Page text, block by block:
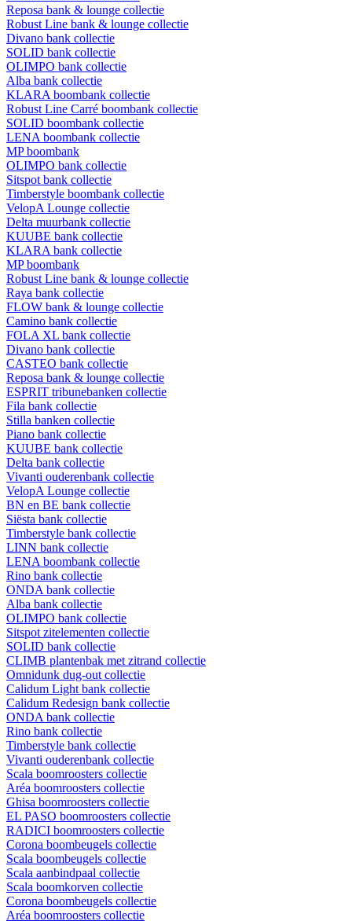
Reposa bank & lounge collectie
Robust Line bank & lounge collectie
Divano bank collectie
SOLID bank collectie
OLIMPO bank collectie
Alba bank collectie
KLARA boombank collectie
Robust Line Carré boombank collectie
SOLID boombank collectie
LENA boombank collectie
MP boombank
OLIMPO bank collectie
Sitspot bank collectie
Timberstyle boombank collectie
VelopA Lounge collectie
Delta muurbank collectie
KUUBE bank collectie
KLARA bank collectie
MP boombank
Robust Line bank & lounge collectie
Raya bank collectie
FLOW bank & lounge collectie
Camino bank collectie
FOLA XL bank collectie
Divano bank collectie
CASTEO bank collectie
Reposa bank & lounge collectie
ESPRIT tribunebanken collectie
Fila bank collectie
Stilla banken collectie
Piano bank collectie
KUUBE bank collectie
Delta bank collectie
Vivanti ouderenbank collectie
VelopA Lounge collectie
BN en BE bank collectie
Siësta bank collectie
Timberstyle bank collectie
LINN bank collectie
LENA boombank collectie
Rino bank collectie
ONDA bank collectie
Alba bank collectie
OLIMPO bank collectie
Sitspot zitelementen collectie
SOLID bank collectie
CLIMB plantenbak met zitrand collectie
Omnidunk dug-out collectie
Calidum Light bank collectie
Calidum Redesign bank collectie
ONDA bank collectie
Rino bank collectie
Timberstyle bank collectie
Vivanti ouderenbank collectie
Scala boomroosters collectie
Aréa boomroosters collectie
Ghisa boomroosters collectie
EL PASO boomroosters collectie
RADICI boomroosters collectie
Corona boombeugels collectie
Scala boombeugels collectie
Scala aanbindpaal collectie
Scala boomkorven collectie
Corona boombeugels collectie
Aréa boomroosters collectie